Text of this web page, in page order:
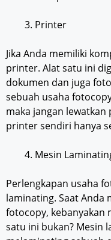
Printer
Jika Anda memiliki
printer. Alat satu ini
dokumen dan juga
sebuah usaha
maka jangan
printer sendiri hanya
Mesin
Perlengkapan usaha
laminating. Saat Anda
fotocopy, kebanyakan
satu ini bukan? Mesin